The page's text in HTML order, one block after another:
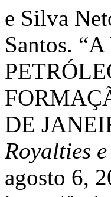
e Silva
Santos.
DE
Royalties
agosto 6,